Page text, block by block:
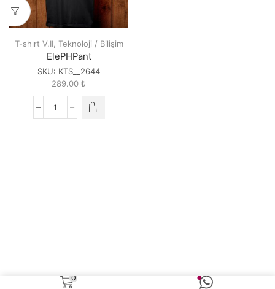
T-shırt V.II, Teknoloji / Bilişim
ElePHPant
SKU: KTS__2644
289.00 ₺
ElePHPant
0